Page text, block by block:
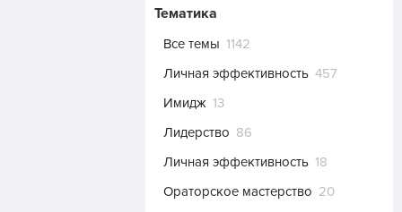
Тематика
Все темы 1142
Личная эффективность 457
Имидж 13
Лидерство 86
Личная эффективность 18
Ораторское мастерство 20